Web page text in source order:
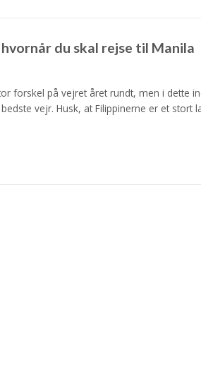
du skal rejse til Manila
forskel på vejret året rundt, men i dette
vejr. Husk, at Filippinerne er et stort